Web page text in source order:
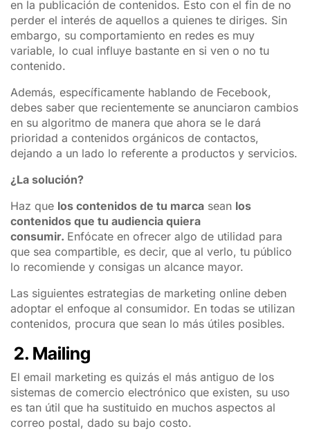
en la publicación de contenidos. Esto con el fin de no
perder el interés de aquellos a quienes te diriges. Sin
embargo, su comportamiento en redes es muy
variable, lo cual influye bastante en si ven o no tu
contenido.
Además, específicamente hablando de Fecebook,
debes saber que recientemente se anunciaron cambios
en su algoritmo de manera que ahora se le dará
prioridad a contenidos orgánicos de contactos,
dejando a un lado lo referente a productos y servicios.
¿La solución?
Haz que los contenidos de tu marca sean los
contenidos que tu audiencia quiera
consumir. Enfócate en ofrecer algo de utilidad para
que sea compartible, es decir, que al verlo, tu público
lo recomiende y consigas un alcance mayor.
Las siguientes estrategias de marketing online deben
adoptar el enfoque al consumidor. En todas se utilizan
contenidos, procura que sean lo más útiles posibles.
2. Mailing
El email marketing es quizás el más antiguo de los
sistemas de comercio electrónico que existen, su uso
es tan útil que ha sustituido en muchos aspectos al
correo postal, dado su bajo costo.